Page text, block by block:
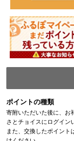
ポイントの種類
寄附いただいた後に、お
さとチョイスにログイン
また、交換したポイント